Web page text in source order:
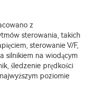
z
sterowania, takich
sterowanie V/F,
silnikiem na wiodącym
śledzenie prędkości
poziomie